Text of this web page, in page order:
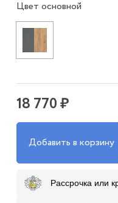
Цвет основной
18 770 ₽
Добавить в корзину
Рассрочка или